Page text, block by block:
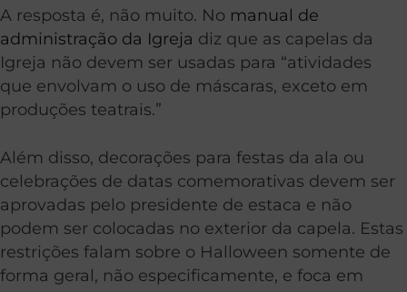
A resposta é, não muito. No manual de
administração da Igreja diz que as capelas da
Igreja não devem ser usadas para “atividades
que envolvam o uso de máscaras, exceto em
produções teatrais.”
Além disso, decorações para festas da ala ou
celebrações de datas comemorativas devem ser
aprovadas pelo presidente de estaca e não
podem ser colocadas no exterior da capela. Estas
restrições falam sobre o Halloween somente de
forma geral, não especificamente, e foca em